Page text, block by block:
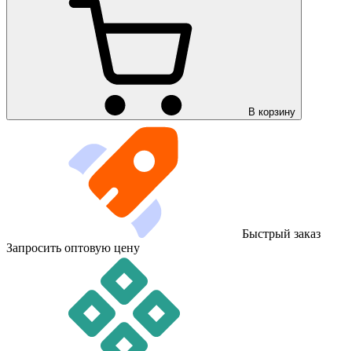
В корзину
Быстрый заказ
Запросить оптовую цену